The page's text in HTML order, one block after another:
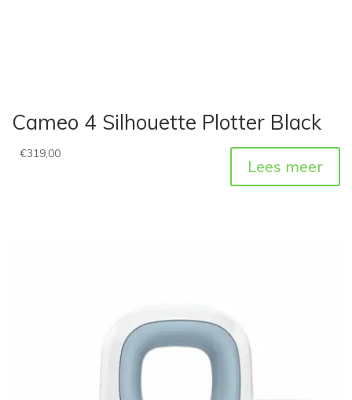
Cameo 4 Silhouette Plotter Black
€319,00
Lees meer